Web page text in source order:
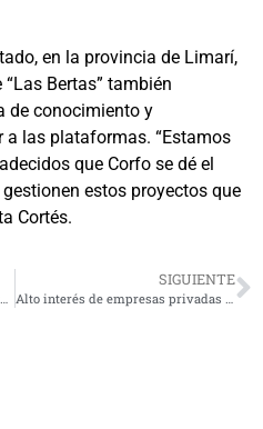
en la provincia de Limarí,
Bertas” también
de conocimiento y
las plataformas. “Estamos
que Corfo se dé el
estos proyectos que
Cortés.
Despliegan múltiples recursos para combatir incendio forestal al norte de Los Vilos
SIGUIENTE
Alto interés de empresas privadas para desarrollar proyecto DS49 en Maestranza Ciudad Justa